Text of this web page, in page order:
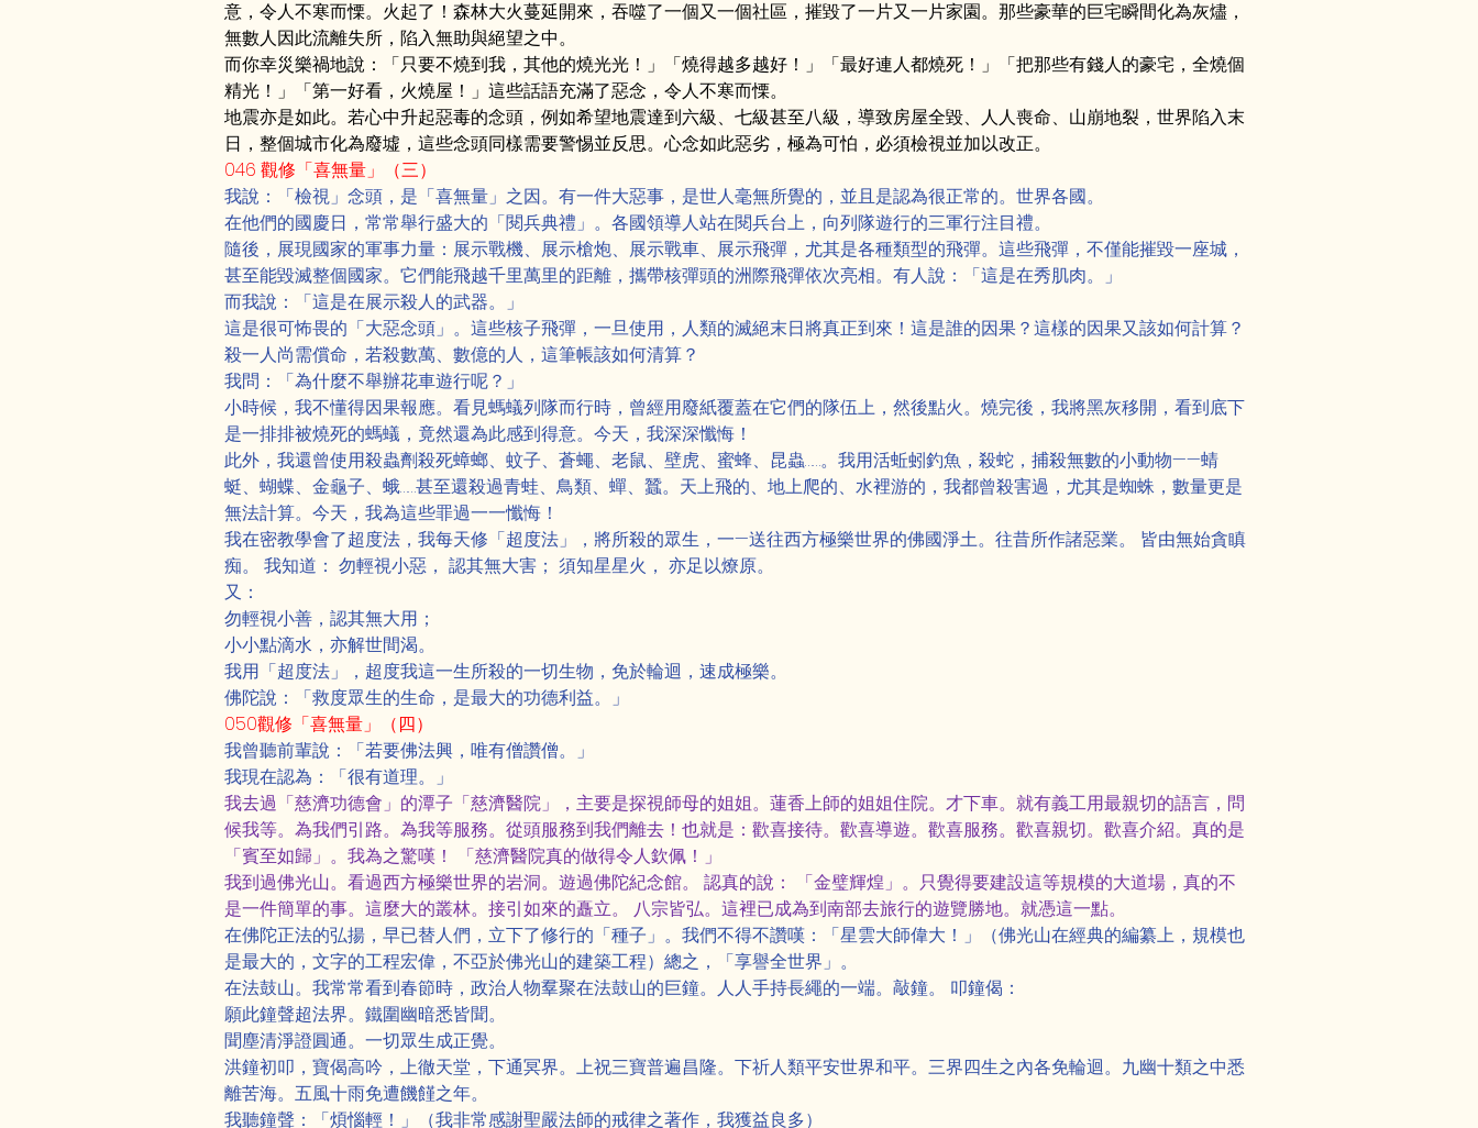
意，令人不寒而慄。火起了！森林大火蔓延開來，吞噬了一個又一個社區，摧毀了一片又一片家園。那些豪華的巨宅瞬間化為灰燼，
無數人因此流離失所，陷入無助與絕望之中。
而你幸災樂禍地說：「只要不燒到我，其他的燒光光！」「燒得越多越好！」「最好連人都燒死！」「把那些有錢人的豪宅，全燒個
精光！」「第一好看，火燒屋！」這些話語充滿了惡念，令人不寒而慄。
地震亦是如此。若心中升起惡毒的念頭，例如希望地震達到六級、七級甚至八級，導致房屋全毀、人人喪命、山崩地裂，世界陷入末
日，整個城市化為廢墟，這些念頭同樣需要警惕並反思。心念如此惡劣，極為可怕，必須檢視並加以改正。
046 觀修「喜無量」（三）
我說：「檢視」念頭，是「喜無量」之因。有一件大惡事，是世人毫無所覺的，並且是認為很正常的。世界各國。
在他們的國慶日，常常舉行盛大的「閱兵典禮」。各國領導人站在閱兵台上，向列隊遊行的三軍行注目禮。
隨後，展現國家的軍事力量：展示戰機、展示槍炮、展示戰車、展示飛彈，尤其是各種類型的飛彈。這些飛彈，不僅能摧毀一座城，
甚至能毀滅整個國家。它們能飛越千里萬里的距離，攜帶核彈頭的洲際飛彈依次亮相。有人說：「這是在秀肌肉。」
而我說：「這是在展示殺人的武器。」
這是很可怖畏的「大惡念頭」。這些核子飛彈，一旦使用，人類的滅絕末日將真正到來！這是誰的因果？這樣的因果又該如何計算？
殺一人尚需償命，若殺數萬、數億的人，這筆帳該如何清算？
我問：「為什麼不舉辦花車遊行呢？」
小時候，我不懂得因果報應。看見螞蟻列隊而行時，曾經用廢紙覆蓋在它們的隊伍上，然後點火。燒完後，我將黑灰移開，看到底下
是一排排被燒死的螞蟻，竟然還為此感到得意。今天，我深深懺悔！
此外，我還曾使用殺蟲劑殺死蟑螂、蚊子、蒼蠅、老鼠、壁虎、蜜蜂、昆蟲……。我用活蚯蚓釣魚，殺蛇，捕殺無數的小動物——蜻
蜓、蝴蝶、金龜子、蛾……甚至還殺過青蛙、鳥類、蟬、蠶。天上飛的、地上爬的、水裡游的，我都曾殺害過，尤其是蜘蛛，數量更是
無法計算。今天，我為這些罪過一一懺悔！
我在密教學會了超度法，我每天修「超度法」，將所殺的眾生，一—送往西方極樂世界的佛國淨土。往昔所作諸惡業。 皆由無始貪瞋
痴。 我知道： 勿輕視小惡， 認其無大害； 須知星星火， 亦足以燎原。
又：
勿輕視小善，認其無大用；
小小點滴水，亦解世間渴。
我用「超度法」，超度我這一生所殺的一切生物，免於輪迴，速成極樂。
佛陀說：「救度眾生的生命，是最大的功德利益。」
050觀修「喜無量」（四）
我曾聽前輩說：「若要佛法興，唯有僧讚僧。」
我現在認為：「很有道理。」
我去過「慈濟功德會」的潭子「慈濟醫院」，主要是探視師母的姐姐。蓮香上師的姐姐住院。才下車。就有義工用最親切的語言，問
候我等。為我們引路。為我等服務。從頭服務到我們離去！也就是：歡喜接待。歡喜導遊。歡喜服務。歡喜親切。歡喜介紹。真的是
「賓至如歸」。我為之驚嘆！ 「慈濟醫院真的做得令人欽佩！」
我到過佛光山。看過西方極樂世界的岩洞。遊過佛陀紀念館。 認真的說： 「金璧輝煌」。只覺得要建設這等規模的大道場，真的不
是一件簡單的事。這麼大的叢林。接引如來的矗立。 八宗皆弘。這裡已成為到南部去旅行的遊覽勝地。就憑這一點。
在佛陀正法的弘揚，早已替人們，立下了修行的「種子」。我們不得不讚嘆：「星雲大師偉大！」（佛光山在經典的編纂上，規模也
是最大的，文字的工程宏偉，不亞於佛光山的建築工程）總之，「享譽全世界」。
在法鼓山。我常常看到春節時，政治人物羣聚在法鼓山的巨鐘。人人手持長繩的一端。敲鐘。 叩鐘偈：
願此鐘聲超法界。鐵圍幽暗悉皆聞。
聞塵清淨證圓通。一切眾生成正覺。
洪鐘初叩，寶偈高吟，上徹天堂，下通冥界。上祝三寶普遍昌隆。下祈人類平安世界和平。三界四生之內各免輪迴。九幽十類之中悉
離苦海。五風十雨免遭饑饉之年。
我聽鐘聲：「煩惱輕！」（我非常感謝聖嚴法師的戒律之著作，我獲益良多）